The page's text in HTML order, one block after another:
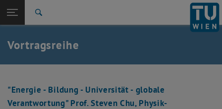
TU Login
Quicklinks
Quicklinks-Menü umschalten
Studium
Karriere
Zurück: Subseiten von Der Visionsprozess: TU Vision 2025+ auflisten
Der Visionsprozess: TU Vision 2025+
Vortragsreihe
Vortragsreihe
"Energie - Bildung - Universität - globale
Verantwortung" Prof. Steven Chu, Physik-